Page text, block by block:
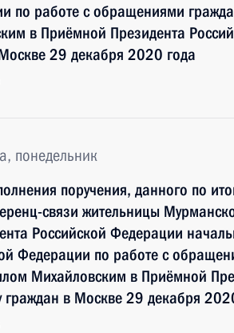
по работе с обращениями
в Приёмной Президента
29 декабря 2020 года
понедельник
поручения, данного по
связи жительницы
Российской Федерации
Федерации по работе с
Михайловским в Приёмной
в Москве 29 декабря